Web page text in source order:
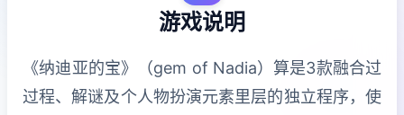
游戏说明
《纳迪亚的宝》（gem of Nadia）算是3款融合过
过程、解谜及个人物扮演元素里层的独立程序，使